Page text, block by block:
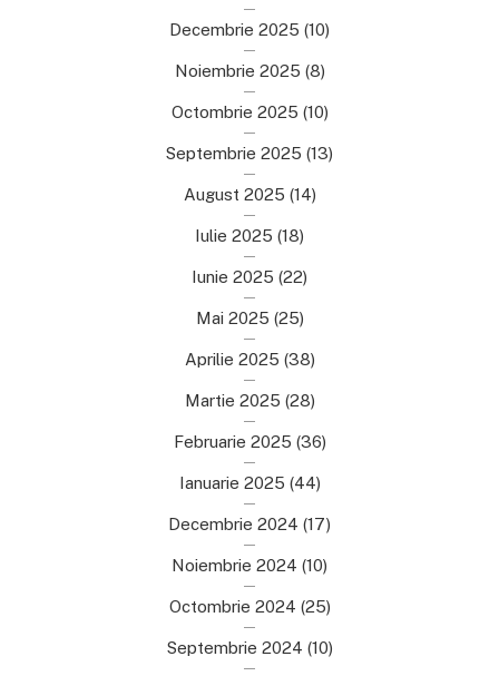
Decembrie 2025 (10)
Noiembrie 2025 (8)
Octombrie 2025 (10)
Septembrie 2025 (13)
August 2025 (14)
Iulie 2025 (18)
Iunie 2025 (22)
Mai 2025 (25)
Aprilie 2025 (38)
Martie 2025 (28)
Februarie 2025 (36)
Ianuarie 2025 (44)
Decembrie 2024 (17)
Noiembrie 2024 (10)
Octombrie 2024 (25)
Septembrie 2024 (10)